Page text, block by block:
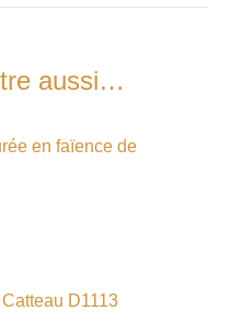
aussi…
en faïence de
D1113